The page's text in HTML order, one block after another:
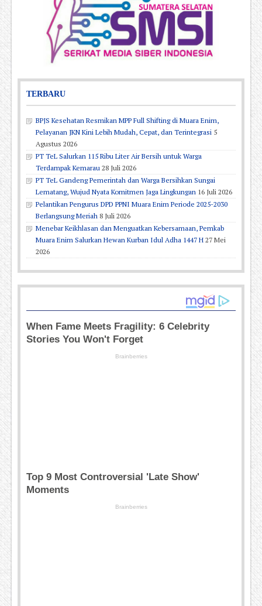
TERBARU
BPJS Kesehatan Resmikan MPP Full Shifting di Muara Enim,
Pelayanan JKN Kini Lebih Mudah, Cepat, dan Terintegrasi 5
Agustus 2026
PT TeL Salurkan 115 Ribu Liter Air Bersih untuk Warga
Terdampak Kemarau 28 Juli 2026
PT TeL Gandeng Pemerintah dan Warga Bersihkan Sungai
Lematang, Wujud Nyata Komitmen Jaga Lingkungan 16 Juli 2026
Pelantikan Pengurus DPD PPNI Muara Enim Periode 2025-2030
Berlangsung Meriah 8 Juli 2026
Menebar Keikhlasan dan Menguatkan Kebersamaan, Pemkab
Muara Enim Salurkan Hewan Kurban Idul Adha 1447 H 27 Mei
2026